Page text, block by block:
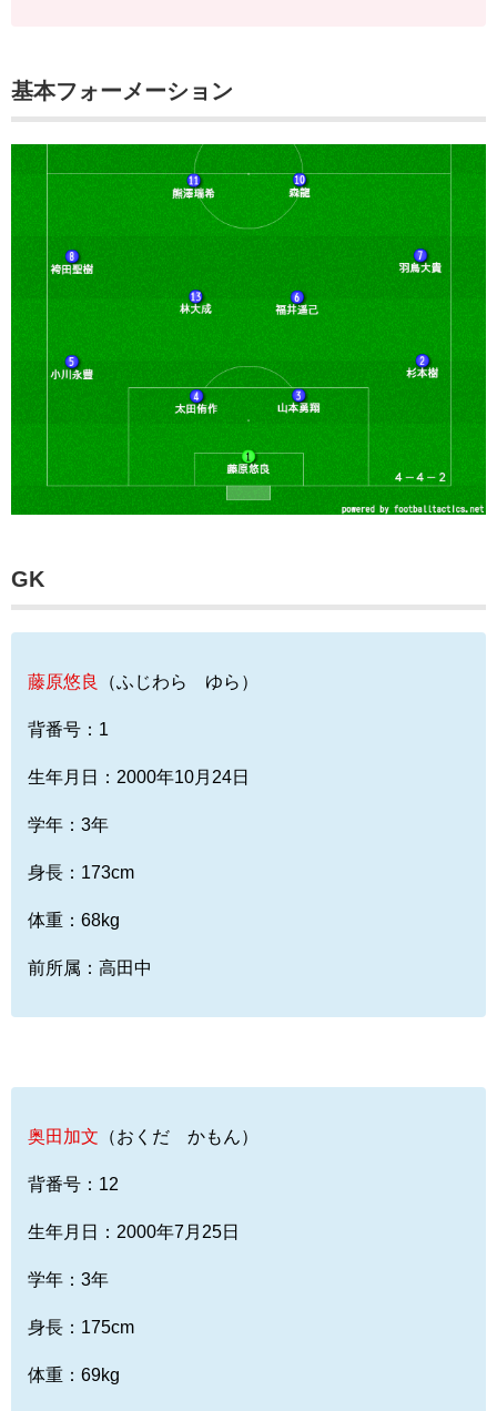
基本フォーメーション
GK
藤原悠良 （ふじわら ゆら）
背番号：1
生年月日：2000年10月24日
学年：3年
身長：173cm
体重：68kg
前所属：高田中
奥田加文 （おくだ かもん）
背番号：12
生年月日：2000年7月25日
学年：3年
身長：175cm
体重：69kg